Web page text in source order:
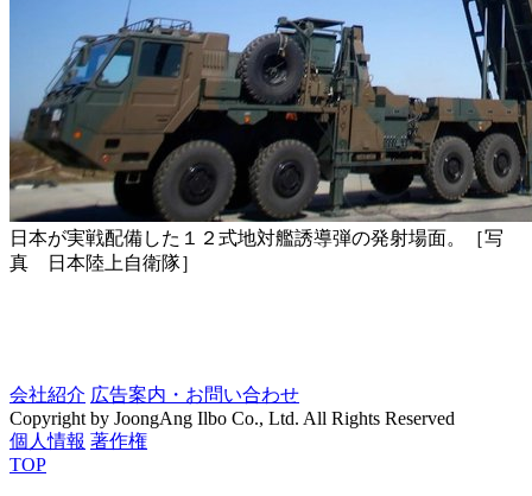
日本が実戦配備した１２式地対艦誘導弾の発射場面。［写
真 日本陸上自衛隊］
会社紹介 広告案内・お問い合わせ
Copyright by JoongAng Ilbo Co., Ltd. All Rights Reserved
個人情報 著作権
TOP